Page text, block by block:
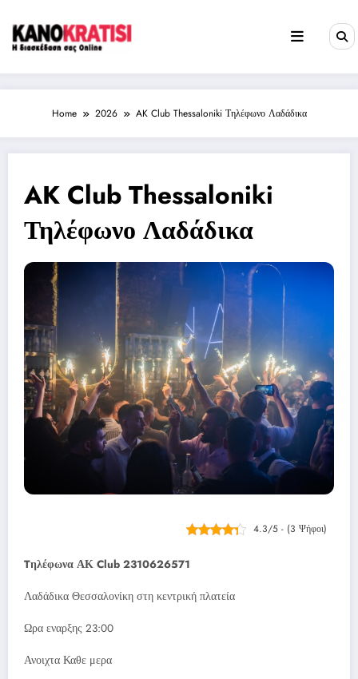
content
Home 2026 AK Club Thessaloniki Τηλέφωνο Λαδάδικα
AK Club Thessaloniki
Τηλέφωνο Λαδάδικα
4.3/5 - (3 Ψήφοι)
Tηλέφωνα ΑΚ Club 2310626571
Λαδάδικα Θεσσαλονίκη στη κεντρική πλατεία
Ωρα εναρξης 23:00
Ανοιχτα Καθε μερα